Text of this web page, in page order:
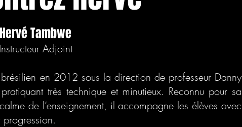
Hervé Tambwe
Instructeur Adjoint
en 2012 sous la direction de professeur Danny
très technique et minutieux. Reconnu pour sa
de l’enseignement, il accompagne les élèves avec